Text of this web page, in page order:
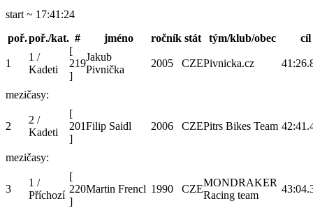
start ~ 17:41:24
poř.poř./kat. # jméno ročník stát tým/klub/obec cíl
1
1 /
Kadeti
[
219
]
Jakub
Pivnička
2005 CZEPivnicka.cz
mezičasy:
2
2 /
Kadeti
[
201
]
Filip Saidl 2006 CZEPitrs Bikes Team
mezičasy:
3
1 /
Příchozí
[
220
]
Martin Frencl 1990 CZE
MONDRAKER
Racing team